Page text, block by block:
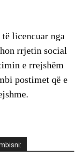
licencuar nga
rrjetin social
e rrejshëm
postimet që e